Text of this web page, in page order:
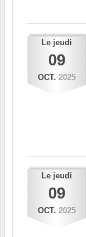
Le jeudi
09
OCT. 2025
Le jeudi
09
OCT. 2025